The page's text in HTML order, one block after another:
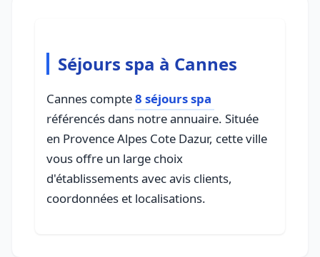
Séjours spa à Cannes
Cannes compte8 séjours spa
référencés dans notre annuaire. Située
en Provence Alpes Cote Dazur, cette ville
vous offre un large choix
d'établissements avec avis clients,
coordonnées et localisations.